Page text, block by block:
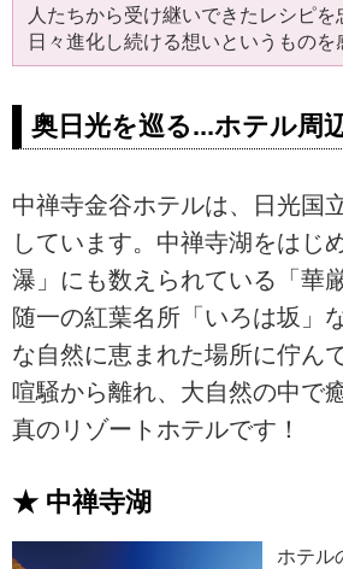
人たちから受け継いできたレシピを
日々進化し続ける想いというものを
奥日光を巡る...ホテル周
中禅寺金谷ホテルは、日光国
しています。中禅寺湖をはじ
瀑」にも数えられている「華
随一の紅葉名所「いろは坂」
な自然に恵まれた場所に佇ん
喧騒から離れ、大自然の中で
真のリゾートホテルです！
★ 中禅寺湖
ホテル